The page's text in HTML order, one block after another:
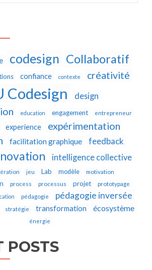
codesign Collaboratif
confiance contexte créativité
Codesign design
education engagement entrepreneur
experience
expérimentation
facilitation graphique feedback
intelligence collective
jeu Lab modèle motivation
process processus projet prototypage
pédagogie pédagogie inversée
stratégie transformation écosystème
énergie
POSTS